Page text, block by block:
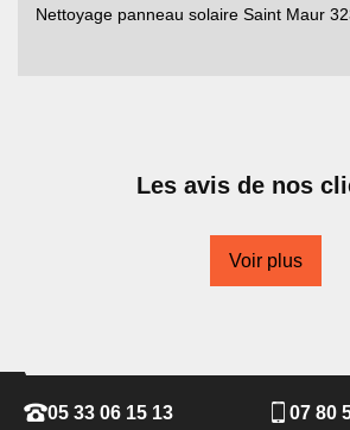
Nettoyage panneau solaire Saint Maur
Les avis de nos
Voir plus
05 33 06 15 13
07 80